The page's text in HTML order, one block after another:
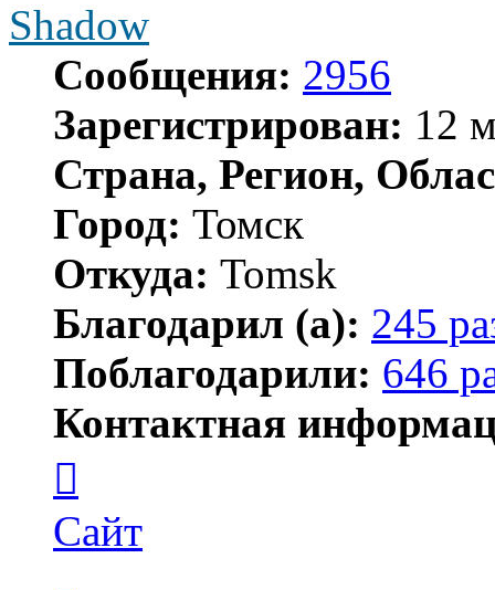
Shadow
Сообщения: 2956
Зарегистрирован: 12
Страна, Регион,
Город: Томск
Откуда: Tomsk
Благодарил (а): 245
Поблагодарили: 646
Контактная
пользователя
Shadow
Сайт